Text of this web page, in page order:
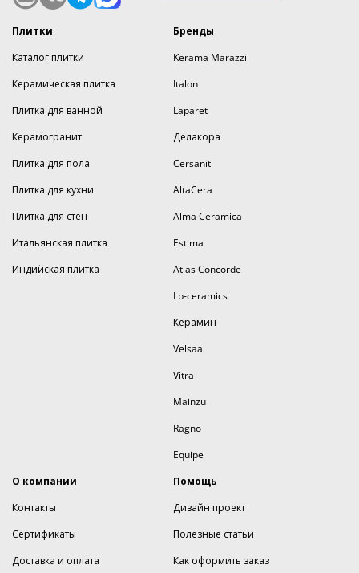
Плитки
Каталог плитки
Керамическая плитка
Плитка для ванной
Керамогранит
Плитка для пола
Плитка для кухни
Плитка для стен
Итальянская плитка
Индийская плитка
Бренды
Kerama Marazzi
Italon
Laparet
Делакора
Cersanit
AltaCera
Alma Ceramica
Estima
Atlas Concorde
Lb-ceramics
Керамин
Velsaa
Vitra
Mainzu
Ragno
Equipe
О компании
Контакты
Сертификаты
Доставка и оплата
Помощь
Дизайн проект
Полезные статьи
Как оформить заказ